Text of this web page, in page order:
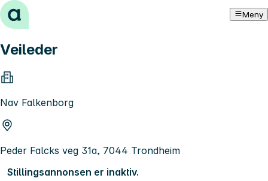
Hopp til innhold Meny
Veileder
Nav Falkenborg
Peder Falcks veg 31a, 7044 Trondheim
Stillingsannonsen er inaktiv.